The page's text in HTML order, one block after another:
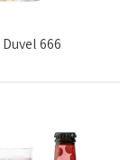
Duvel 666